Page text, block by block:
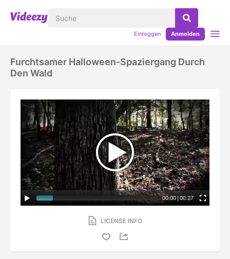
Einloggen Anmelden
Furchtsamer Halloween-Spaziergang Durch
Den Wald
00:00 | 00:27
LICENSE INFO